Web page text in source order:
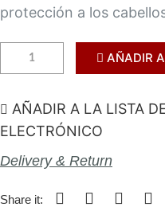
protección a los
AÑADIR
AÑADIR A LA LISTA
ELECTRÓNICO
Delivery & Return
Share it: